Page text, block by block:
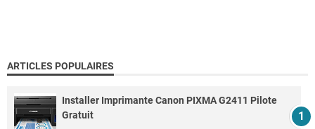
ARTICLES POPULAIRES
Installer Imprimante Canon PIXMA G2411 Pilote
Gratuit